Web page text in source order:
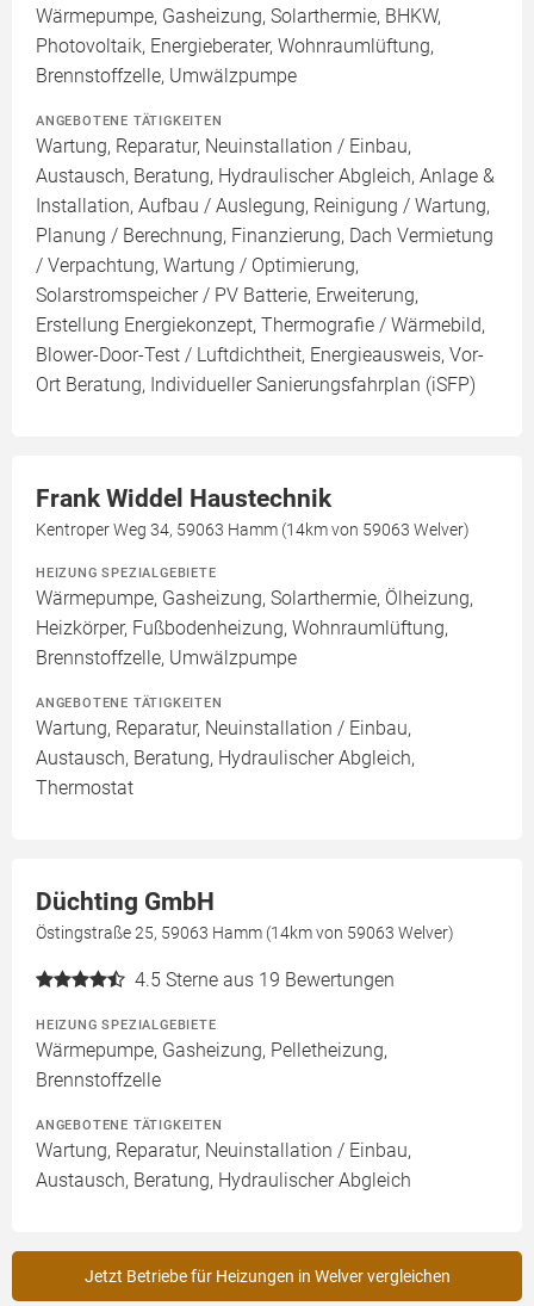
Wärmepumpe, Gasheizung, Solarthermie, BHKW,
Photovoltaik, Energieberater, Wohnraumlüftung,
Brennstoffzelle, Umwälzpumpe
ANGEBOTENE TÄTIGKEITEN
Wartung, Reparatur, Neuinstallation / Einbau,
Austausch, Beratung, Hydraulischer Abgleich, Anlage &
Installation, Aufbau / Auslegung, Reinigung / Wartung,
Planung / Berechnung, Finanzierung, Dach Vermietung
/ Verpachtung, Wartung / Optimierung,
Solarstromspeicher / PV Batterie, Erweiterung,
Erstellung Energiekonzept, Thermografie / Wärmebild,
Blower-Door-Test / Luftdichtheit, Energieausweis, Vor-
Ort Beratung, Individueller Sanierungsfahrplan (iSFP)
Frank Widdel Haustechnik
Kentroper Weg 34, 59063 Hamm (14km von 59063 Welver)
HEIZUNG SPEZIALGEBIETE
Wärmepumpe, Gasheizung, Solarthermie, Ölheizung,
Heizkörper, Fußbodenheizung, Wohnraumlüftung,
Brennstoffzelle, Umwälzpumpe
ANGEBOTENE TÄTIGKEITEN
Wartung, Reparatur, Neuinstallation / Einbau,
Austausch, Beratung, Hydraulischer Abgleich,
Thermostat
Düchting GmbH
Östingstraße 25, 59063 Hamm (14km von 59063 Welver)
4.5 Sterne aus 19 Bewertungen
HEIZUNG SPEZIALGEBIETE
Wärmepumpe, Gasheizung, Pelletheizung,
Brennstoffzelle
ANGEBOTENE TÄTIGKEITEN
Wartung, Reparatur, Neuinstallation / Einbau,
Austausch, Beratung, Hydraulischer Abgleich
Jetzt Betriebe für Heizungen in Welver vergleichen